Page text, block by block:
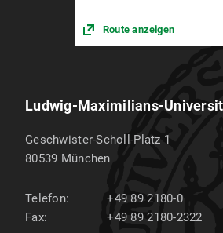
Route anzeigen
Ludwig-Maximilians-
Geschwister-Scholl-Platz 1
80539 München
Telefon:
+49 89 2180-0
Fax:
+49 89 2180-2322